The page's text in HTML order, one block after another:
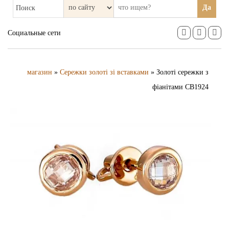
Поиск Да
Социальные сети
магазин » Сережки золоті зі вставками » Золоті сережки з
фіанітами СВ1924